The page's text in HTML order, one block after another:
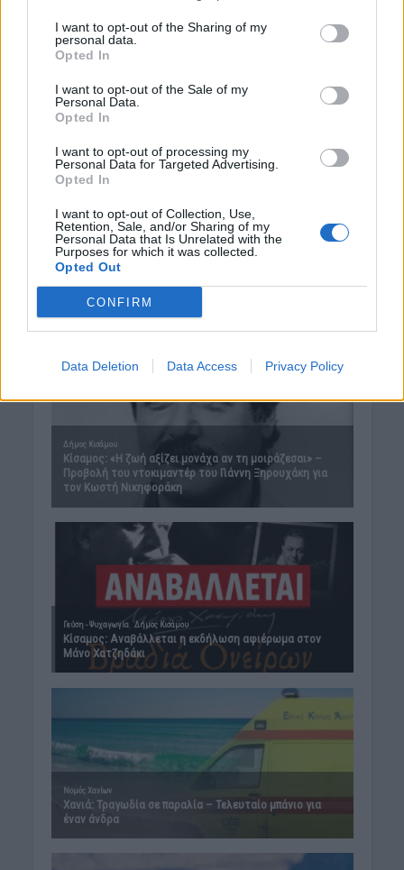
I want to opt-out of the Sharing of my
personal data.
Opted In
I want to opt-out of the Sale of my
Personal Data.
Opted In
I want to opt-out of processing my
Personal Data for Targeted Advertising.
Opted In
I want to opt-out of Collection, Use,
Retention, Sale, and/or Sharing of my
Personal Data that Is Unrelated with the
Purposes for which it was collected.
Opted Out
CONFIRM
Data Deletion Data Access Privacy Policy